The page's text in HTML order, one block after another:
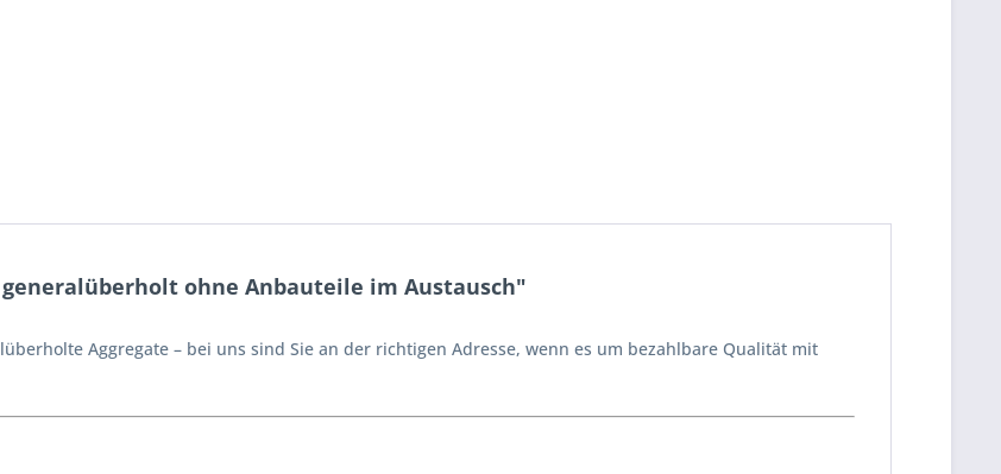
ohne Anbauteile im Austausch"
Aggregate – bei uns sind Sie an der richtigen Adresse, wenn es um bezahlbare Qualität mit